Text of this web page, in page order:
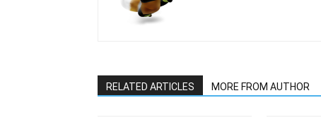
RELATED ARTICLES MORE FROM AUTHOR